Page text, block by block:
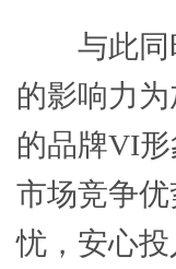
与此同
的影响力
的品牌VI
市场竞争
忧，安心